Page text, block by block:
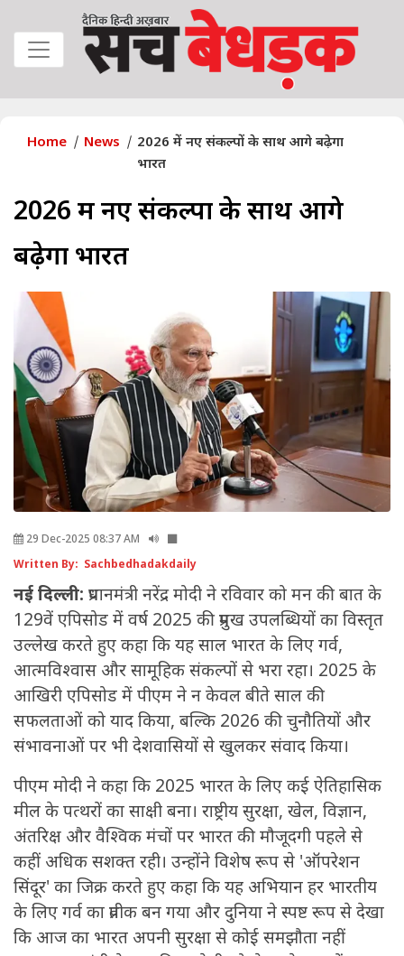
Home News
2026 में नए संकल्पों के साथ आगे बढ़ेगा
भारत
2026 में नए संकल्पों के साथ आगे
बढ़ेगा भारत
29 Dec-2025 08:37 AM
Written By: Sachbedhadakdaily
नई दिल्ली: प्रधानमंत्री नरेंद्र मोदी ने रविवार को मन की बात के
129वें एपिसोड में वर्ष 2025 की प्रमुख उपलब्धियों का विस्तृत
उल्लेख करते हुए कहा कि यह साल भारत के लिए गर्व,
आत्मविश्वास और सामूहिक संकल्पों से भरा रहा। 2025 के
आखिरी एपिसोड में पीएम ने न केवल बीते साल की
सफलताओं को याद किया, बल्कि 2026 की चुनौतियों और
संभावनाओं पर भी देशवासियों से खुलकर संवाद किया।
पीएम मोदी ने कहा कि 2025 भारत के लिए कई ऐतिहासिक
मील के पत्थरों का साक्षी बना। राष्ट्रीय सुरक्षा, खेल, विज्ञान,
अंतरिक्ष और वैश्विक मंचों पर भारत की मौजूदगी पहले से
कहीं अधिक सशक्त रही। उन्होंने विशेष रूप से 'ऑपरेशन
सिंदूर' का जिक्र करते हुए कहा कि यह अभियान हर भारतीय
के लिए गर्व का प्रतीक बन गया और दुनिया ने स्पष्ट रूप से देखा
कि आज का भारत अपनी सुरक्षा से कोई समझौता नहीं